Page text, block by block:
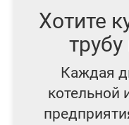
Хотите
Каждая